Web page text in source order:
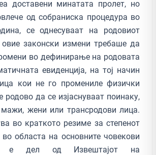
доставени минатата пролет, но
од собраниска процедура во
се однесуваат на родовиот
овие законски измени требаше да
во дефинирање на родовата
евиденција, на тој начин
кои не го промениле физички
родово да се изјаснуваат поинаку,
жени или трансродови лица.
во краткото резиме за степенот
областа на основните човекови
е дел од Извештајот на